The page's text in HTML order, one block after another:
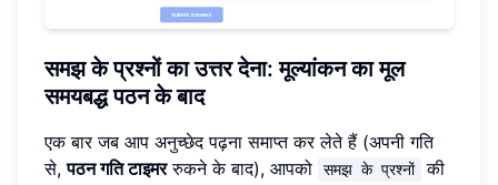
समझ के प्रश्नों का उत्तर देना: मूल्यांकन का मूल
समयबद्ध पठन के बाद
एक बार जब आप अनुच्छेद पढ़ना समाप्त कर लेते हैं (अपनी गति
से,पठन गति टाइमररुकने के बाद), आपको समझ के प्रश्नों की